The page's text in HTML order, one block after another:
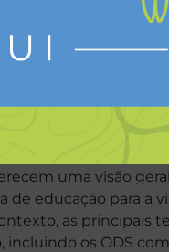
com a
que
para
uma visão
educação para a
as principais
incluindo os ODS